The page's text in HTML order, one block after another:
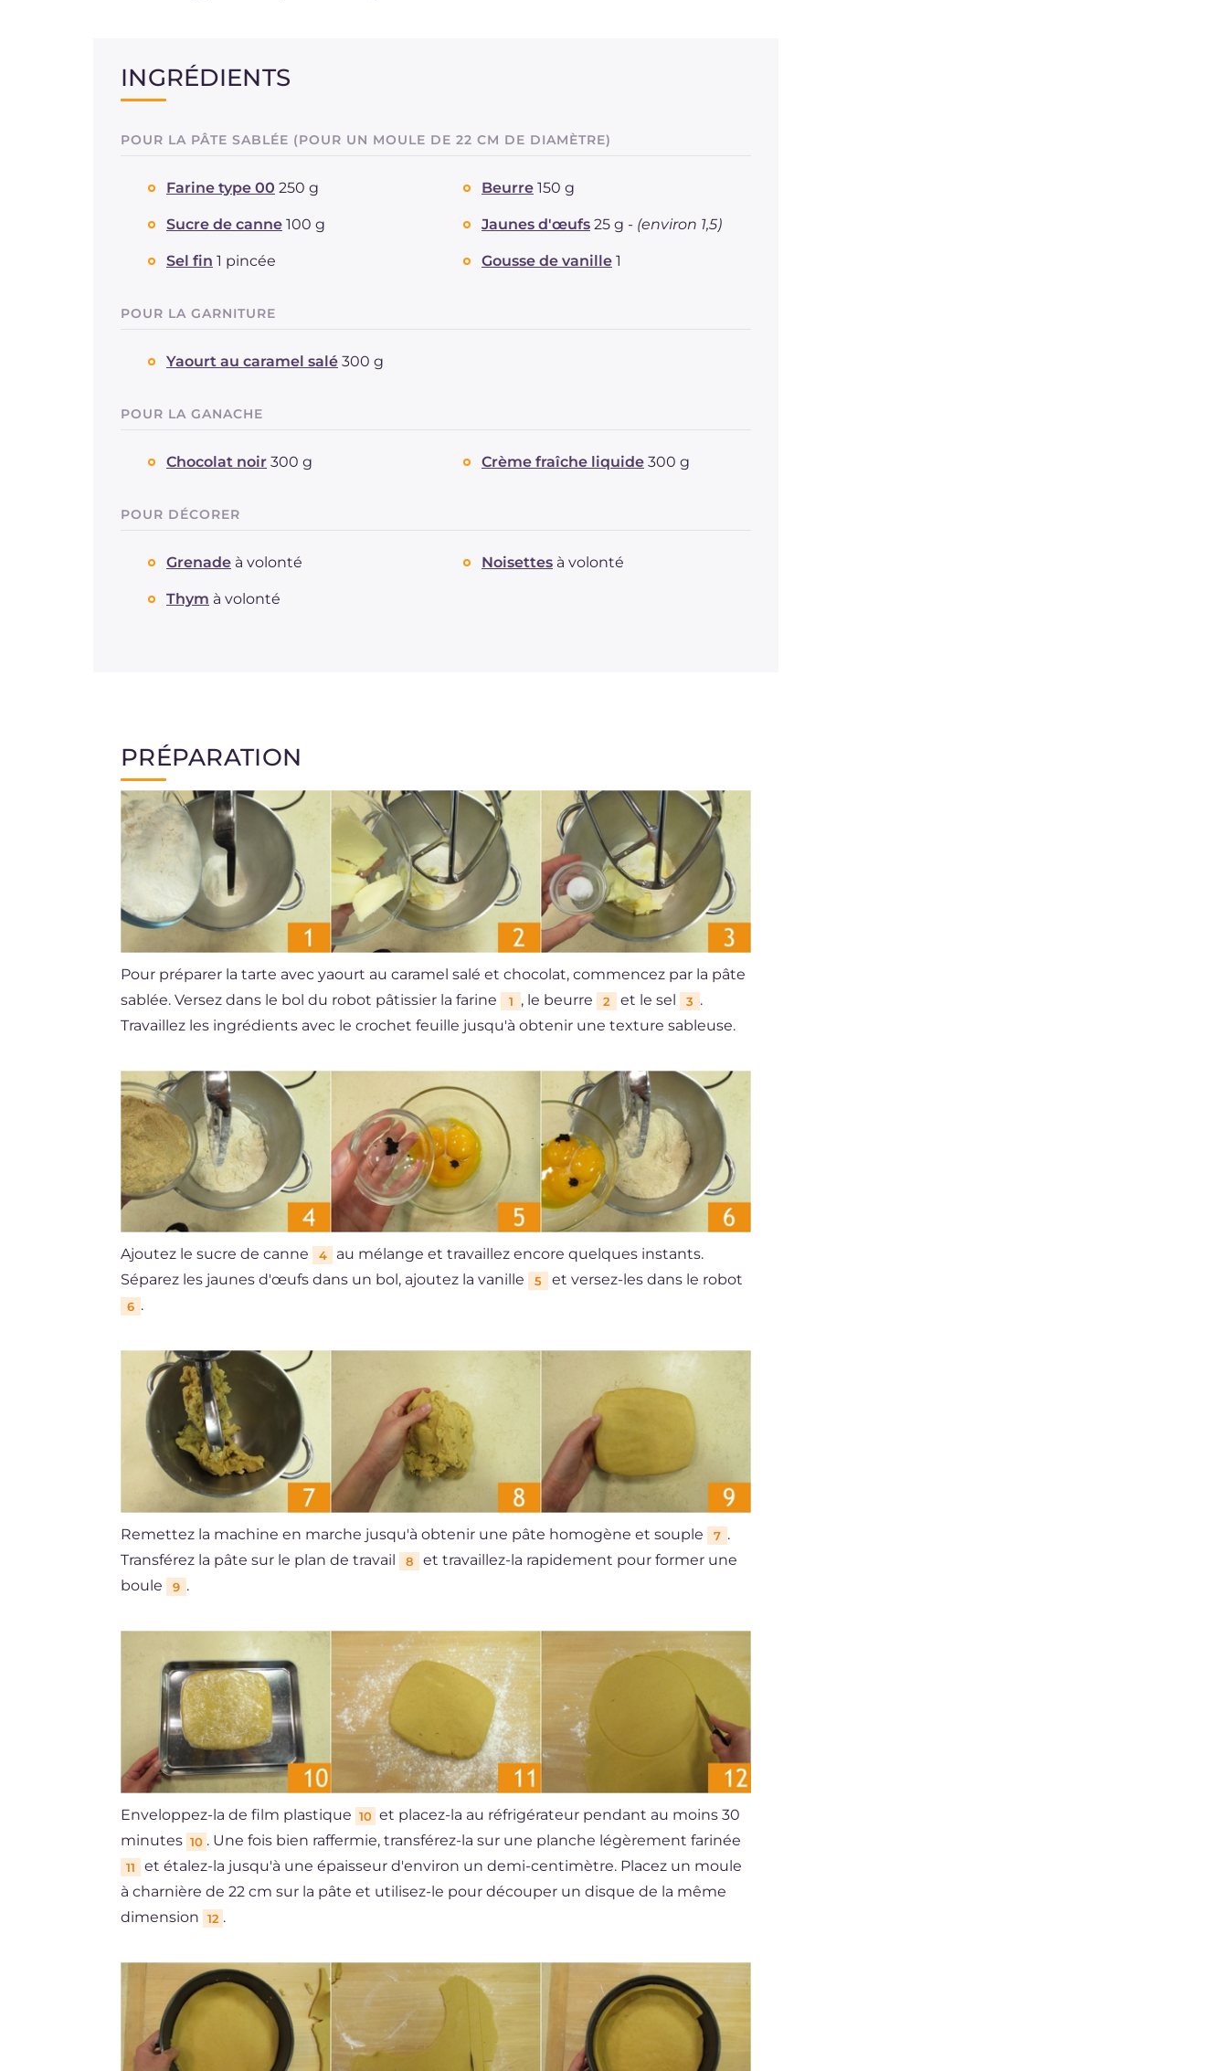
INGRÉDIENTS
POUR LA PÂTE SABLÉE (POUR UN MOULE DE 22 CM DE DIAMÈTRE)
Farine type 00 250 g Beurre 150 g
Sucre de canne 100 g Jaunes d'œufs 25 g - (environ 1,5)
Sel fin 1 pincée Gousse de vanille 1
POUR LA GARNITURE
Yaourt au caramel salé 300 g
POUR LA GANACHE
Chocolat noir 300 g Crème fraîche liquide 300 g
POUR DÉCORER
Grenade à volonté Noisettes à volonté
Thym à volonté
PRÉPARATION
Pour préparer la tarte avec yaourt au caramel salé et chocolat, commencez par la pâte
sablée. Versez dans le bol du robot pâtissier la farine
1 , le beurre 2 et le sel 3 .
Travaillez les ingrédients avec le crochet feuille jusqu'à obtenir une texture sableuse.
Ajoutez le sucre de canne 4
au mélange et travaillez encore quelques instants.
Séparez les jaunes d'œufs dans un bol, ajoutez la vanille
5 et versez-les dans le robot
6 .
Remettez la machine en marche jusqu'à obtenir une pâte homogène et souple 7 .
Transférez la pâte sur le plan de travail
8
et travaillez-la rapidement pour former une
boule
9 .
Enveloppez-la de film plastique 10 et placez-la au réfrigérateur pendant au moins 30
minutes 10 . Une fois bien raffermie, transférez-la sur une planche légèrement farinée
11
et étalez-la jusqu'à une épaisseur d'environ un demi-centimètre. Placez un moule
à charnière de 22 cm sur la pâte et utilisez-le pour découper un disque de la même
dimension
12 .